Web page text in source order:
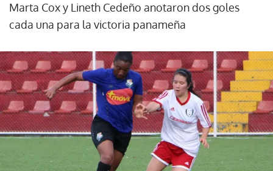
Marta Cox y Lineth Cedeño anotaron dos goles
cada una para la victoria panameña